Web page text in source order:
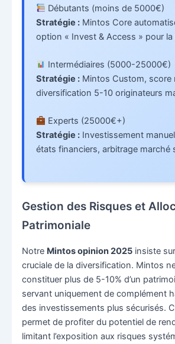
Débutants (moins de 5000€)
Stratégie :Mintos Core
option « Invest & Access » pour la
Intermédiaires (5000-25000€)
Stratégie :Mintos Custom, score
diversification 5-10 originateurs
Experts (25000€+)
Stratégie :Investissement
états financiers, arbitrage marché
Gestion des Risques et
Patrimoniale
Notre Mintos opinion 2025insiste
cruciale de la diversification. Mintos
constituer plus de 5-10% d’un
servant uniquement de complément
des investissements plus sécurisés.
permet de profiter du potentiel de
limitant l’exposition aux risques